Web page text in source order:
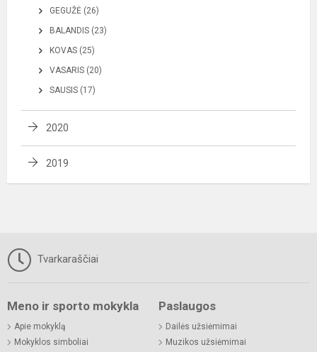
GEGUŽĖ (26)
BALANDIS (23)
KOVAS (25)
VASARIS (20)
SAUSIS (17)
2020
2019
Tvarkaraščiai
Meno ir sporto mokykla
Apie mokyklą
Mokyklos simboliai
Paslaugos
Dailės užsiėmimai
Muzikos užsiėmimai